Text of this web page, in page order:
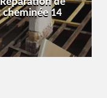
cheminée 14